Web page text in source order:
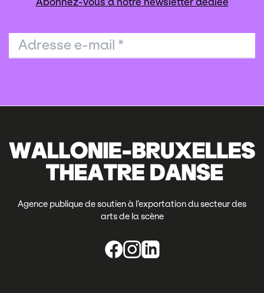
Adresse e-mail *
Agence publique de soutien à l’exportation du secteur des
arts de la scène